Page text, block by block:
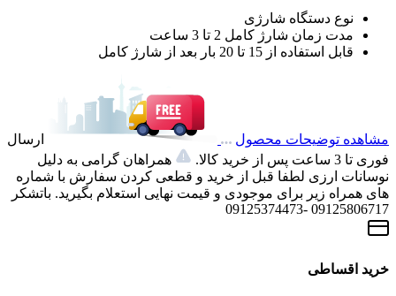
نوع دستگاه شارژی
مدت زمان شارژ کامل 2 تا 3 ساعت
قابل استفاده از 15 تا 20 بار بعد از شارژ کامل
مشاهده توضیحات محصول
ارسال
فوری تا 3 ساعت پس از خرید کالا.
همراهان گرامی به دلیل
نوسانات ارزی لطفا قبل از خرید و قطعی کردن سفارش با شماره
های همراه زیر برای موجودی و قیمت نهایی استعلام بگیرید. باتشکر
09125806717 -09125374473
خرید اقساطی